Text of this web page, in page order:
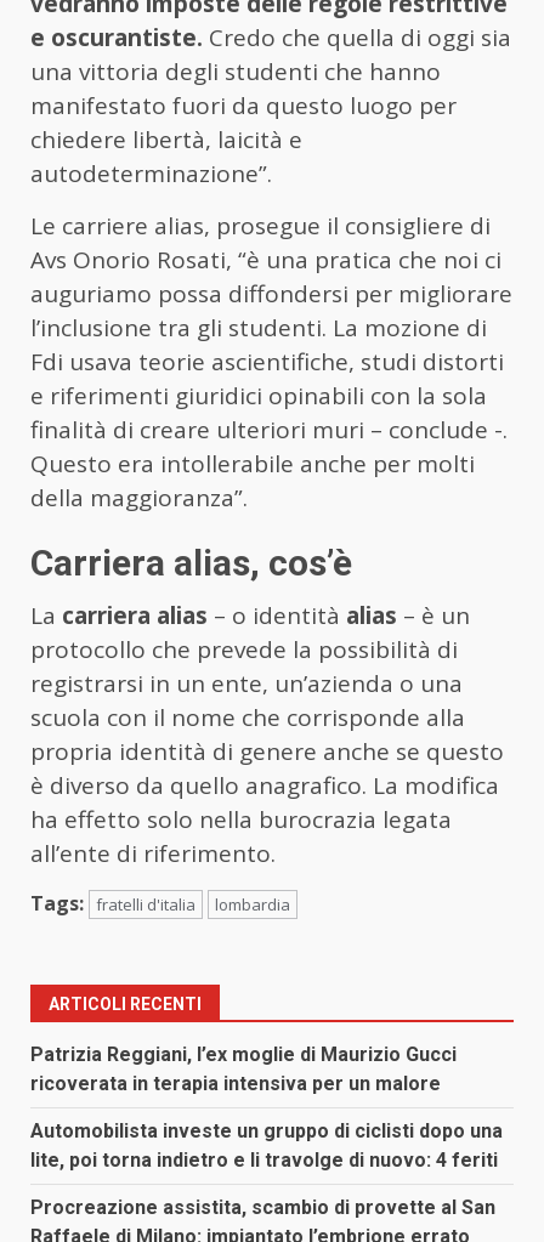
e oscurantiste. Credo che quella di oggi sia
una vittoria degli studenti che hanno
manifestato fuori da questo luogo per
chiedere libertà, laicità e
autodeterminazione”.
Le carriere alias, prosegue il consigliere di
Avs Onorio Rosati, “è una pratica che noi ci
auguriamo possa diffondersi per migliorare
l’inclusione tra gli studenti. La mozione di
Fdi usava teorie ascientifiche, studi distorti
e riferimenti giuridici opinabili con la sola
finalità di creare ulteriori muri – conclude -.
Questo era intollerabile anche per molti
della maggioranza”.
Carriera alias, cos’è
La carriera alias – o identità alias – è un
protocollo che prevede la possibilità di
registrarsi in un ente, un’azienda o una
scuola con il nome che corrisponde alla
propria identità di genere anche se questo
è diverso da quello anagrafico. La modifica
ha effetto solo nella burocrazia legata
all’ente di riferimento.
Tags: fratelli d'italia lombardia
ARTICOLI RECENTI
Patrizia Reggiani, l’ex moglie di Maurizio Gucci
ricoverata in terapia intensiva per un malore
Automobilista investe un gruppo di ciclisti dopo una
lite, poi torna indietro e li travolge di nuovo: 4 feriti
Procreazione assistita, scambio di provette al San
Raffaele di Milano: impiantato l’embrione errato